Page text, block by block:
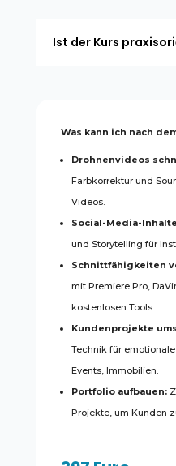
Ist der Kurs
Was kann ich nach
Drohnenvideos
Farbkorrektur und
Videos.
Social-Media-
und Storytelling für
Schnittfähigkeiten
mit Premiere Pro,
kostenlosen Tools.
Kundenprojekte
Technik für
Events, Immobilien.
Portfolio aufbauen:
Projekte, um Kunden